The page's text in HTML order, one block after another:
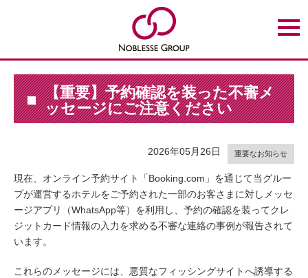
t
o
e
n
a
v
i
n
【重要】予約確認を装った不審メ
ッセージにご注意ください
重要なお知らせ
2026年05月26日
現在、オンライン予約サイト「Booking.com」を通じて当グルー
プが運営するホテルをご予約された一部のお客さまに対しメッセ
ージアプリ（WhatsApp等）を利用し、予約の確認を装ってクレ
ジットカード情報の入力を求める不審な連絡の事例が報告されて
います。
これらのメッセージには、悪質なフィッシングサイトへ誘導する